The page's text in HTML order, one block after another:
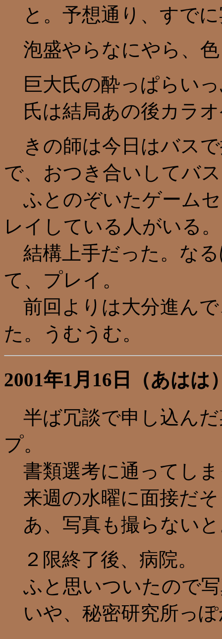
と。予想通り、すで
泡盛やらなにやら、
巨大氏の酔っぱらい
氏は結局あの後カラ
きの師は今日はバス
で、おつき合いしてバ
ふとのぞいたゲーム
レイしている人がいる。
結構上手だった。な
て、プレイ。
前回よりは大分進んで
た。うむうむ。
2001年1月16日（あはは
半ば冗談で申し込ん
プ。
書類選考に通ってし
来週の水曜に面接だ
あ、写真も撮らない
２限終了後、病院。
ふと思いついたので
いや、秘密研究所っ